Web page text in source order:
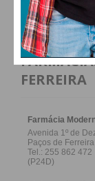
FERREIRA